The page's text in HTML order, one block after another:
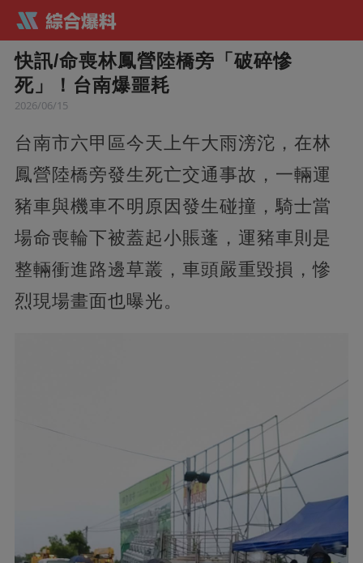
快訊/命喪林鳳營陸橋旁「破碎慘
死」！台南爆噩耗
2026/06/15
台南市六甲區今天上午大雨滂沱，在林
鳳營陸橋旁發生死亡交通事故，一輛運
豬車與機車不明原因發生碰撞，騎士當
場命喪輪下被蓋起小賬蓬，運豬車則是
整輛衝進路邊草叢，車頭嚴重毀損，慘
烈現場畫面也曝光。